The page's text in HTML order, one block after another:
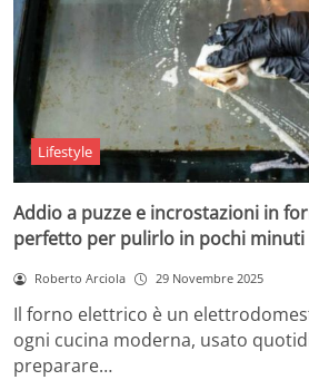
Lifestyle
Addio a puzze e incrostazioni in
perfetto per pulirlo in pochi minuti
Roberto Arciola 29 Novembre 2025
Il forno elettrico è un
ogni cucina moderna, usato
preparare…